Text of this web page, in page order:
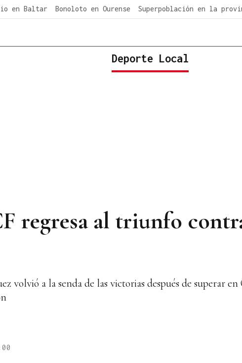
en Baltar Bonoloto en Ourense Superpoblación en la
Deporte Local
regresa al triunfo
volvió a la senda de las victorias después de superar